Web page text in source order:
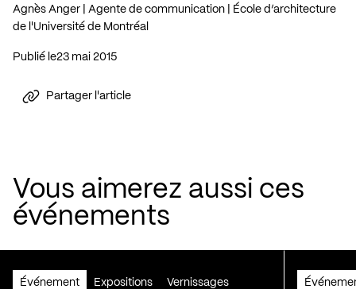
Agnès Anger | Agente de communication | École d’architecture
de l'Université de Montréal
Publié le 23 mai 2015
Partager l'article
Vous aimerez aussi ces
événements
Événement Expositions Vernissages